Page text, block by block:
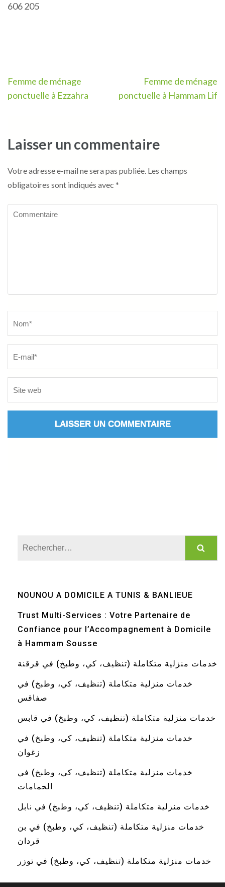
606 205
Navigation
de
Femme de ménage
ponctuelle à Ezzahra
Femme de ménage
ponctuelle à Hammam Lif
Laisser un commentaire
Votre adresse e-mail ne sera pas publiée. Les champs
obligatoires sont indiqués avec *
Commentaire
NOUNOU A DOMICILE A TUNIS & BANLIEUE
Trust Multi-Services : Votre Partenaire de
Confiance pour l’Accompagnement à Domicile
à Hammam Sousse
خدمات منزلية متكاملة (تنظيف، كي، وطبخ) في قرقنة
خدمات منزلية متكاملة (تنظيف، كي، وطبخ) في
صفاقس
خدمات منزلية متكاملة (تنظيف، كي، وطبخ) في قابس
خدمات منزلية متكاملة (تنظيف، كي، وطبخ) في
زغوان
خدمات منزلية متكاملة (تنظيف، كي، وطبخ) في
الحمامات
خدمات منزلية متكاملة (تنظيف، كي، وطبخ) في نابل
خدمات منزلية متكاملة (تنظيف، كي، وطبخ) في بن
قردان
خدمات منزلية متكاملة (تنظيف، كي، وطبخ) في توزر